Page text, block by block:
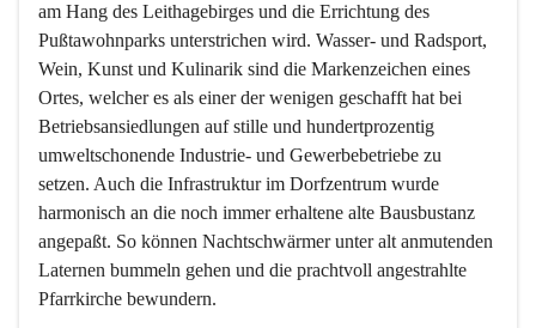
am Hang des Leithagebirges und die Errichtung des
Pußtawohnparks unterstrichen wird. Wasser- und Radsport,
Wein, Kunst und Kulinarik sind die Markenzeichen eines
Ortes, welcher es als einer der wenigen geschafft hat bei
Betriebsansiedlungen auf stille und hundertprozentig
umweltschonende Industrie- und Gewerbebetriebe zu
setzen. Auch die Infrastruktur im Dorfzentrum wurde
harmonisch an die noch immer erhaltene alte Bausbustanz
angepaßt. So können Nachtschwärmer unter alt anmutenden
Laternen bummeln gehen und die prachtvoll angestrahlte
Pfarrkirche bewundern.